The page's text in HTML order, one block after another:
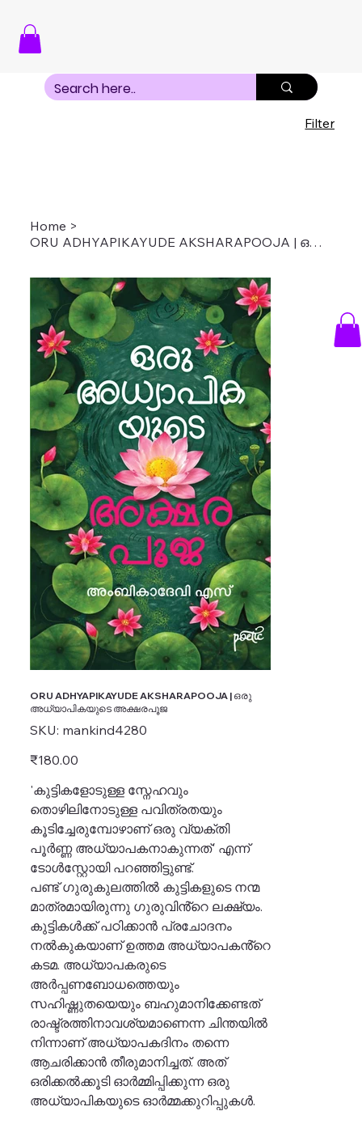
Home >
ORU ADHYAPIKAYUDE AKSHARAPOOJA | ഒരു അധ്യാപികയുടെ അക്ഷരപൂജ
ORU ADHYAPIKAYUDE AKSHARAPOOJA | ഒരു
അധ്യാപികയുടെ അക്ഷരപൂജ
SKU: mankind4280
mankind4280
Price
₹180.00
'കുട്ടികളോടുള്ള സ്നേഹവും
തൊഴിലിനോടുള്ള പവിത്രതയും
കൂടിച്ചേരുമ്പോഴാണ് ഒരു വ്യക്തി
പൂർണ്ണ അധ്യാപകനാകുന്നത്' എന്ന്
ടോൾസ്റ്റോയി പറഞ്ഞിട്ടുണ്ട്.
പണ്ട് ഗുരുകുലത്തിൽ കുട്ടികളുടെ നന്മ
മാത്രമായിരുന്നു ഗുരുവിൻ്റെ ലക്ഷ്യം.
കുട്ടികൾക്ക് പഠിക്കാൻ പ്രചോദനം
നൽകുകയാണ് ഉത്തമ അധ്യാപകൻ്റെ
കടമ. അധ്യാപകരുടെ
അർപ്പണബോധത്തെയും
സഹിഷ്ണുതയെയും ബഹുമാനിക്കേണ്ടത്
രാഷ്ട്രത്തിനാവശ്യമാണെന്ന ചിന്തയിൽ
നിന്നാണ് അധ്യാപകദിനം തന്നെ
ആചരിക്കാൻ തീരുമാനിച്ചത്. അത്
ഒരിക്കൽക്കൂടി ഓർമ്മിപ്പിക്കുന്ന ഒരു
അധ്യാപികയുടെ ഓർമ്മക്കുറിപ്പുകൾ.
Filter